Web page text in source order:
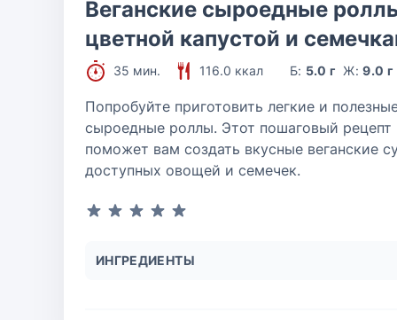
Веганские сыроедные
цветной капустой и
35 мин. 116.0 ккал Б: 5.0 г Ж:9.0 г
Попробуйте приготовить легкие и
сыроедные роллы. Этот пошаговый рецепт
поможет вам создать вкусные веганские
доступных овощей и семечек.
ИНГРЕДИЕНТЫ